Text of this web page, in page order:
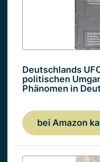
Deutschlands
politischen
Phänomen in
bei Amazon